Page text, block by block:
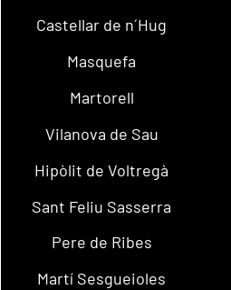
Castellar de n´Hug
Masquefa
Martorell
Vilanova de Sau
Hipòlit de Voltregà
Sant Feliu Sasserra
Pere de Ribes
Martí Sesgueioles